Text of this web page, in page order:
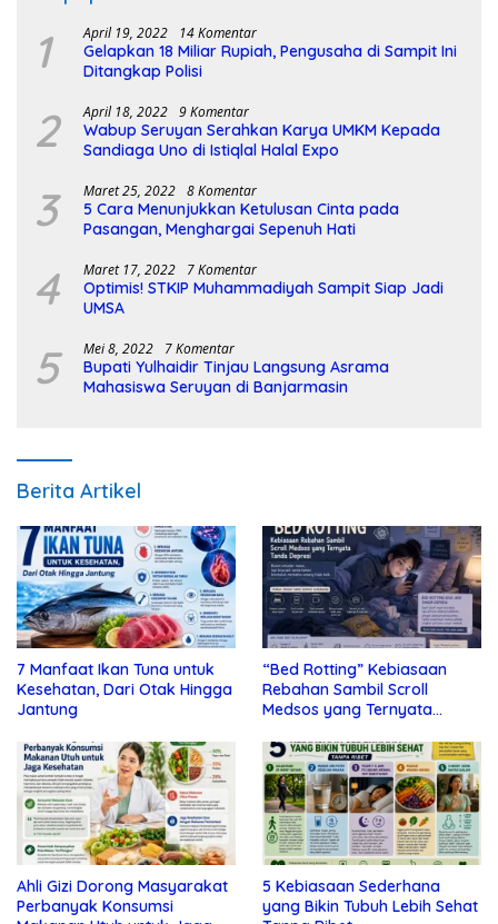
1 April 19, 2022 14 Komentar
Gelapkan 18 Miliar Rupiah, Pengusaha di Sampit Ini
Ditangkap Polisi
2 April 18, 2022 9 Komentar
Wabup Seruyan Serahkan Karya UMKM Kepada
Sandiaga Uno di Istiqlal Halal Expo
3 Maret 25, 2022 8 Komentar
5 Cara Menunjukkan Ketulusan Cinta pada
Pasangan, Menghargai Sepenuh Hati
4 Maret 17, 2022 7 Komentar
Optimis! STKIP Muhammadiyah Sampit Siap Jadi
UMSA
5 Mei 8, 2022 7 Komentar
Bupati Yulhaidir Tinjau Langsung Asrama
Mahasiswa Seruyan di Banjarmasin
Berita Artikel
7 Manfaat Ikan Tuna untuk
Kesehatan, Dari Otak Hingga
Jantung
“Bed Rotting” Kebiasaan
Rebahan Sambil Scroll
Medsos yang Ternyata
Ahli Gizi Dorong Masyarakat
Perbanyak Konsumsi
5 Kebiasaan Sederhana
yang Bikin Tubuh Lebih Sehat